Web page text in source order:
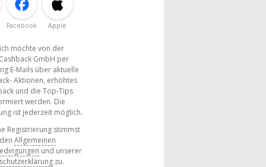
Facebook Apple
ich möchte von der
GmbH per
E-Mails über aktuelle
Aktionen, erhöhtes
und die Top-Tips
werden. Die
ist jederzeit möglich.
Registrierung stimmst
Allgemeinen
und unserer
zu.